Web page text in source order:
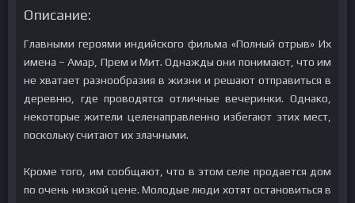
Описание:
Главными героями индийского фильма «Полный отрыв» Их
имена – Амар, Прем и Мит. Однажды они понимают, что им
не хватает разнообразия в жизни и решают отправиться в
деревню, где проводятся отличные вечеринки. Однако,
некоторые жители целенаправленно избегают этих мест,
поскольку считают их злачными.
Кроме того, им сообщают, что в этом селе продается дом
по очень низкой цене. Молодые люди хотят остановиться в